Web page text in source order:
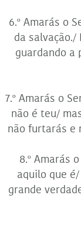
6.º Amarás o
da
guardando a
7.º Amarás o
não é teu/
não furtarás e
8.º Amarás
aquilo que
grande